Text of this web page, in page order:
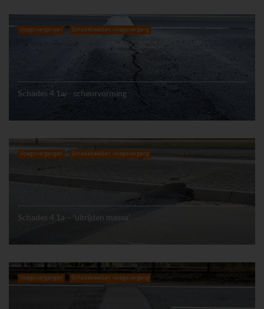
Voegovergangen Schadebeelden voegovergang
Schades 4.1a – scheurvorming
Voegovergangen Schadebeelden voegovergang
Schades 4.1a – ‘uitrijden massa’
Voegovergangen Schadebeelden voegovergang